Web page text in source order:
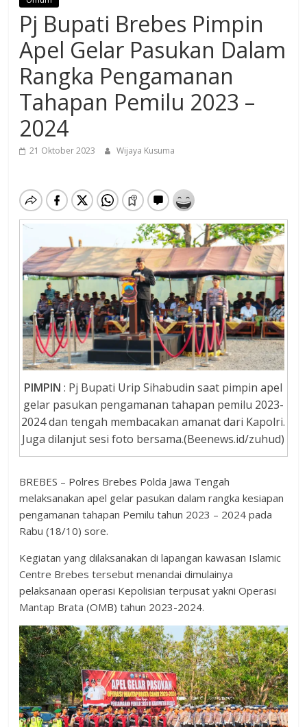
Pj Bupati Brebes Pimpin
Apel Gelar Pasukan Dalam
Rangka Pengamanan
Tahapan Pemilu 2023 –
2024
21 Oktober 2023 Wijaya Kusuma
PIMPIN : Pj Bupati Urip Sihabudin saat pimpin apel
gelar pasukan pengamanan tahapan pemilu 2023-
2024 dan tengah membacakan amanat dari Kapolri.
Juga dilanjut sesi foto bersama.(Beenews.id/zuhud)
BREBES – Polres Brebes Polda Jawa Tengah
melaksanakan apel gelar pasukan dalam rangka kesiapan
pengamanan tahapan Pemilu tahun 2023 – 2024 pada
Rabu (18/10) sore.
Kegiatan yang dilaksanakan di lapangan kawasan Islamic
Centre Brebes tersebut menandai dimulainya
pelaksanaan operasi Kepolisian terpusat yakni Operasi
Mantap Brata (OMB) tahun 2023-2024.